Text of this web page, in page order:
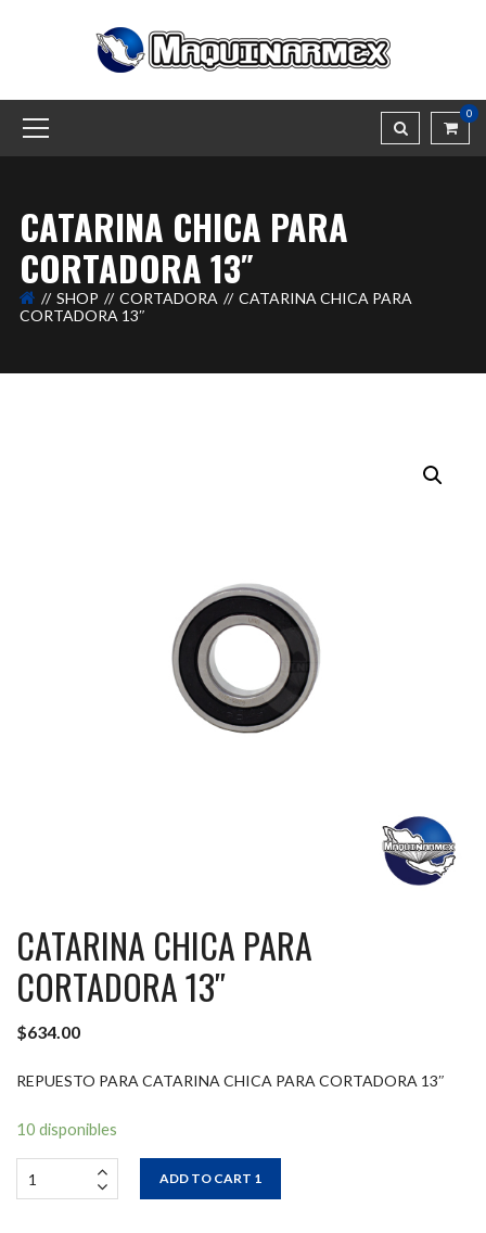
0
CATARINA CHICA PARA
CORTADORA 13″
SHOP CORTADORA
CATARINA CHICA PARA
CORTADORA 13″
CATARINA CHICA PARA
CORTADORA 13″
$634.00
REPUESTO PARA CATARINA CHICA PARA CORTADORA 13″
10 disponibles
ADD TO CART 1